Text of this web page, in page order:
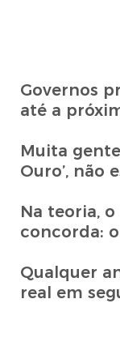
Governos
até a
Muita
Ouro’, não
Na teoria,
concorda:
Qualquer
real em